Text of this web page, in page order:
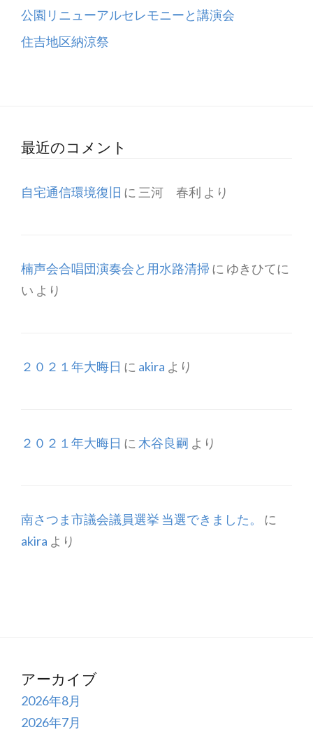
公園リニューアルセレモニーと講演会
住吉地区納涼祭
最近のコメント
自宅通信環境復旧 に 三河 春利 より
楠声会合唱団演奏会と用水路清掃 に ゆきひてに
い より
２０２１年大晦日 に akira より
２０２１年大晦日 に 木谷良嗣 より
南さつま市議会議員選挙 当選できました。
に
akira より
アーカイブ
2026年8月
2026年7月